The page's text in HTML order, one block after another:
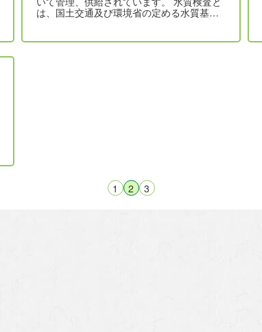
は、国土交通及び環境省の定める水質基準
1 2 3